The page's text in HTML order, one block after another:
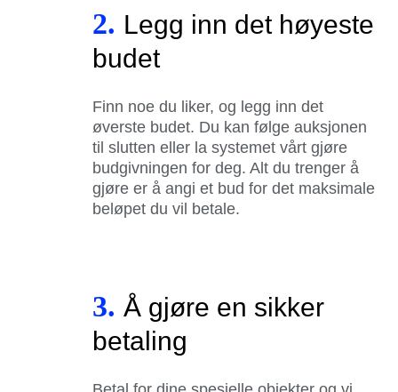
2. Legg inn det høyeste
budet
Finn noe du liker, og legg inn det
øverste budet. Du kan følge auksjonen
til slutten eller la systemet vårt gjøre
budgivningen for deg. Alt du trenger å
gjøre er å angi et bud for det maksimale
beløpet du vil betale.
3. Å gjøre en sikker
betaling